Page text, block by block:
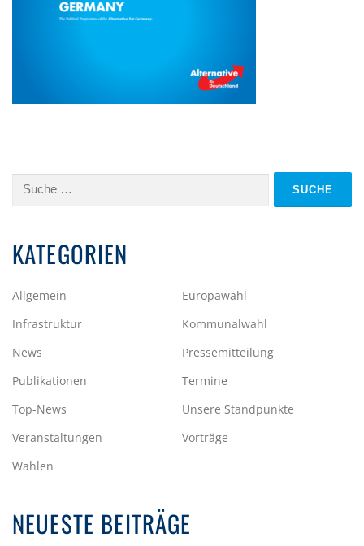
Suche
KATEGORIEN
Allgemein
Europawahl
Infrastruktur
Kommunalwahl
News
Pressemitteilung
Publikationen
Termine
Top-News
Unsere Standpunkte
Veranstaltungen
Vorträge
Wahlen
NEUESTE BEITRÄGE